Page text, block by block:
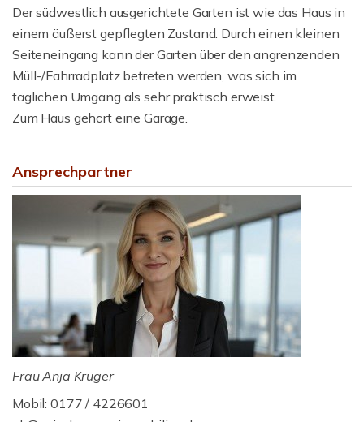
Der südwestlich ausgerichtete Garten ist wie das Haus in
einem äußerst gepflegten Zustand. Durch einen kleinen
Seiteneingang kann der Garten über den angrenzenden
Müll-/Fahrradplatz betreten werden, was sich im
täglichen Umgang als sehr praktisch erweist.
Zum Haus gehört eine Garage.
Ansprechpartner
Frau Anja Krüger
Mobil: 0177 / 4226601